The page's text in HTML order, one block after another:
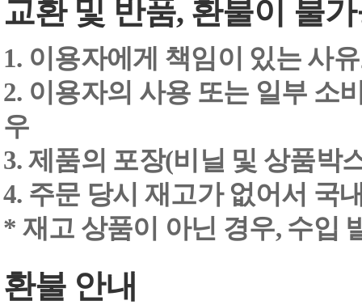
교환 및 반품, 환불이 불
1. 이용자에게 책임이 있는 사
2. 이용자의 사용 또는 일부 소
우
3. 제품의 포장(비닐 및 상품박
4. 주문 당시 재고가 없어서 국
* 재고 상품이 아닌 경우, 수입
환불 안내